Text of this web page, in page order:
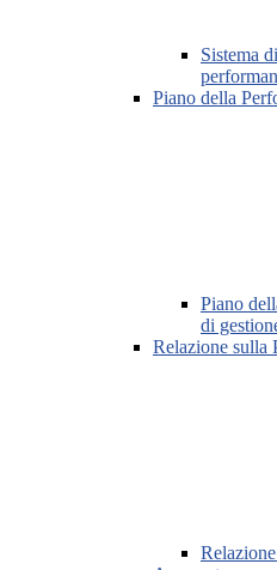
Sistema
Piano della
Piano
di
Relazione sulla